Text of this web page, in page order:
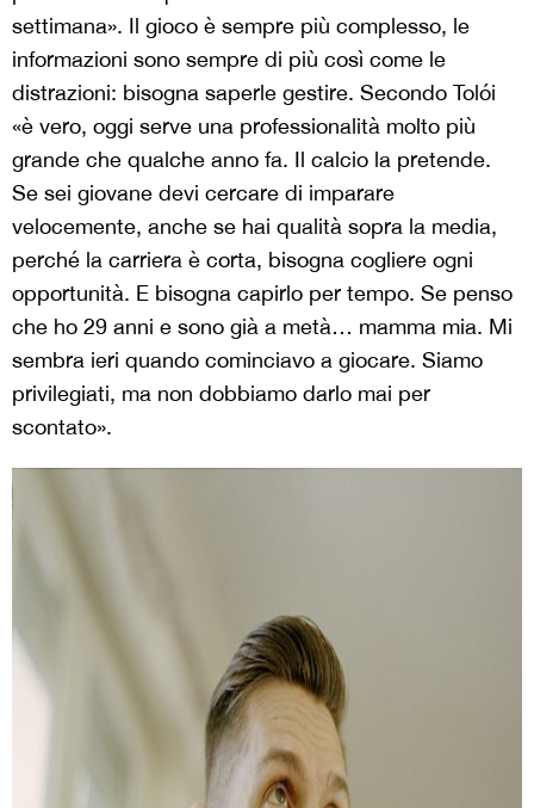
settimana». Il gioco è sempre più complesso, le
informazioni sono sempre di più così come le
distrazioni: bisogna saperle gestire. Secondo Tolói
«è vero, oggi serve una professionalità molto più
grande che qualche anno fa. Il calcio la pretende.
Se sei giovane devi cercare di imparare
velocemente, anche se hai qualità sopra la media,
perché la carriera è corta, bisogna cogliere ogni
opportunità. E bisogna capirlo per tempo. Se penso
che ho 29 anni e sono già a metà… mamma mia. Mi
sembra ieri quando cominciavo a giocare. Siamo
privilegiati, ma non dobbiamo darlo mai per
scontato».